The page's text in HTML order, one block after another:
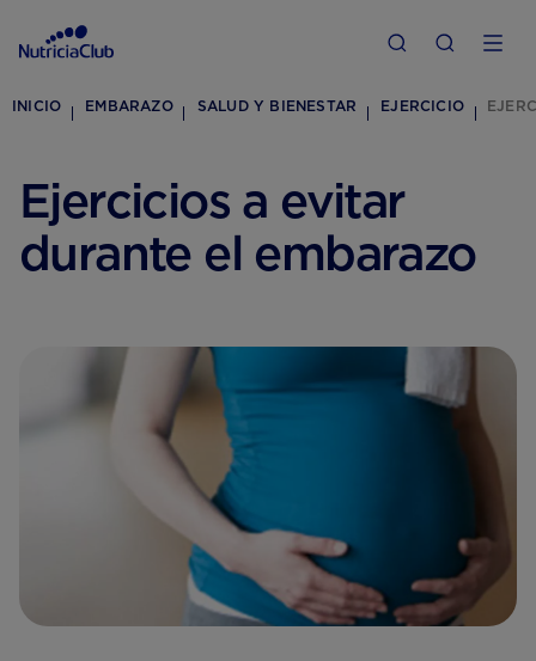
INICIO EMBARAZO SALUD Y BIENESTAR EJERCICIO
Ejercicios a evitar
durante el embarazo